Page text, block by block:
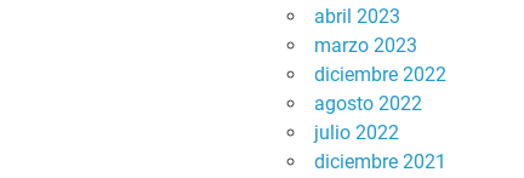
abril 2023
marzo 2023
diciembre 2022
agosto 2022
julio 2022
diciembre 2021